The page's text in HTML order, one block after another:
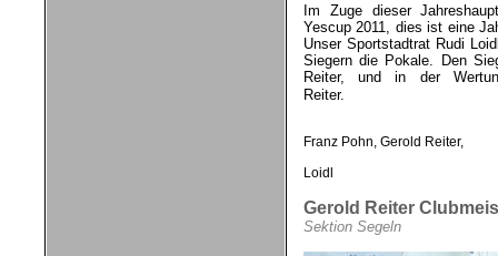
Im Zuge dieser
Yescup 2011, dies ist eine
Unser Sportstadtrat Rudi
Siegern die Pokale. Den
Reiter, und in der
Reiter.
Franz Pohn, Gerold Reiter,
Loidl
Gerold Reiter
Sektion Segeln